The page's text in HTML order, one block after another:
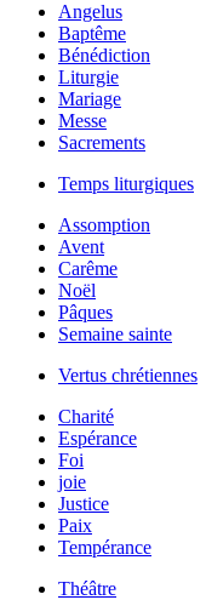
Angelus
Baptême
Bénédiction
Liturgie
Mariage
Messe
Sacrements
Temps liturgiques
Assomption
Avent
Carême
Noël
Pâques
Semaine sainte
Vertus chrétiennes
Charité
Espérance
Foi
joie
Justice
Paix
Tempérance
Théâtre